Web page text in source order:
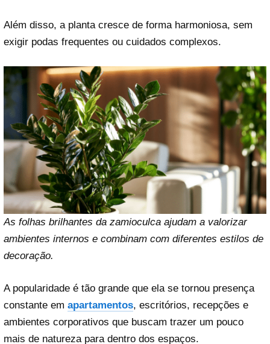
Além disso, a planta cresce de forma harmoniosa, sem
exigir podas frequentes ou cuidados complexos.
As folhas brilhantes da zamioculca ajudam a valorizar
ambientes internos e combinam com diferentes estilos de
decoração.
A popularidade é tão grande que ela se tornou presença
constante em apartamentos, escritórios, recepções e
ambientes corporativos que buscam trazer um pouco
mais de natureza para dentro dos espaços.